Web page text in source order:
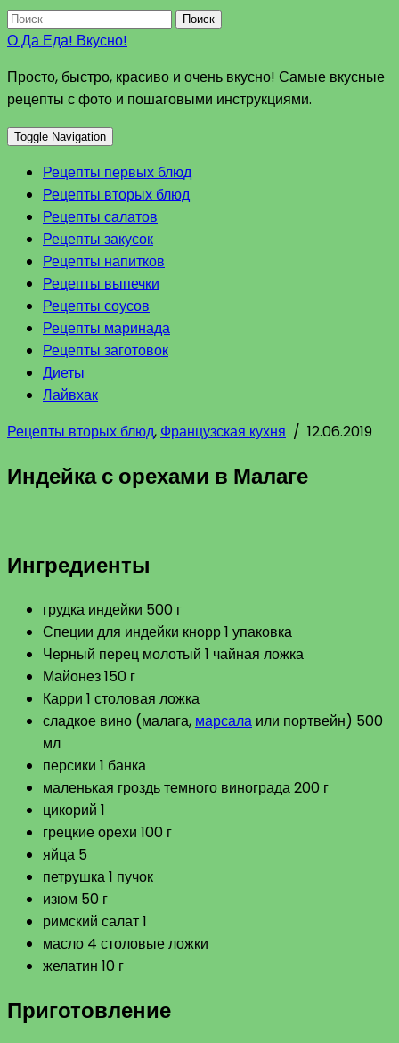
Поиск
О Да Еда! Вкусно!
Просто, быстро, красиво и очень вкусно! Самые вкусные
рецепты с фото и пошаговыми инструкциями.
Toggle Navigation
Рецепты первых блюд
Рецепты вторых блюд
Рецепты салатов
Рецепты закусок
Рецепты напитков
Рецепты выпечки
Рецепты соусов
Рецепты маринада
Рецепты заготовок
Диеты
Лайвхак
Рецепты вторых блюд, Французская кухня / 12.06.2019
Индейка с орехами в Малаге
Ингредиенты
грудка индейки 500 г
Специи для индейки кнорр 1 упаковка
Черный перец молотый 1 чайная ложка
Майонез 150 г
Карри 1 столовая ложка
сладкое вино (малага, марсала или портвейн) 500
мл
персики 1 банка
маленькая гроздь темного винограда 200 г
цикорий 1
грецкие орехи 100 г
яйца 5
петрушка 1 пучок
изюм 50 г
римский салат 1
масло 4 столовые ложки
желатин 10 г
Приготовление